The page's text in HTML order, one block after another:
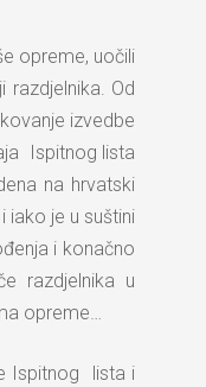
opreme, uočili
Od
izvedbe
Ispitnog lista
na hrvatski
iako je u suštini
i konačno
razdjelnika u
opreme…
Ispitnog lista i